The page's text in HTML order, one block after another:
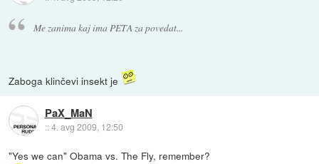
Me zanima kaj ima PETA za povedat...
Zaboga klinčevi insekt je
PaX_MaN
::4. avg 2009, 12:50
"Yes we can" Obama vs. The Fly, remember?